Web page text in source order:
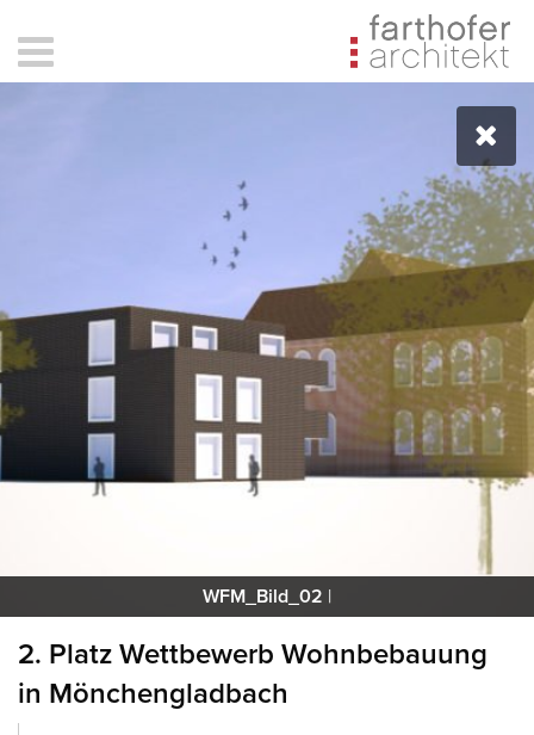
WFM_Bild_02 |
2. Platz Wettbewerb Wohnbebauung
in Mönchengladbach